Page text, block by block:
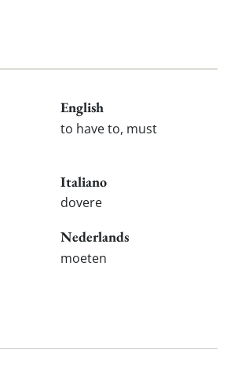
English
to have to, must
Italiano
dovere
Nederlands
moeten